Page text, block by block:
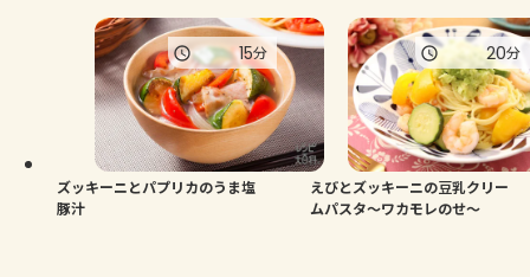
ズッキーニとパプリカのうま塩
豚汁
15分
えびとズッキーニの豆乳クリー
ムパスタ～ワカモレのせ～
20分